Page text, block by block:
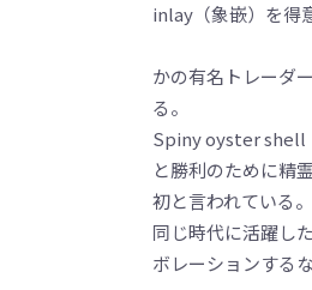
inlay（象嵌）を得
かの有名トレーダ
る。
Spiny oyster shell
と勝利のために精
初と言われている。
同じ時代に活躍し
ボレーションする